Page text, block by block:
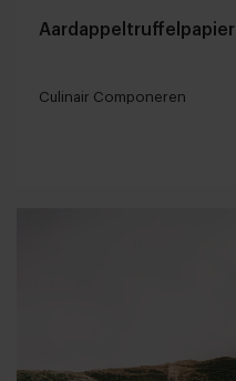
Aardappeltruffelpapier
Culinair Componeren